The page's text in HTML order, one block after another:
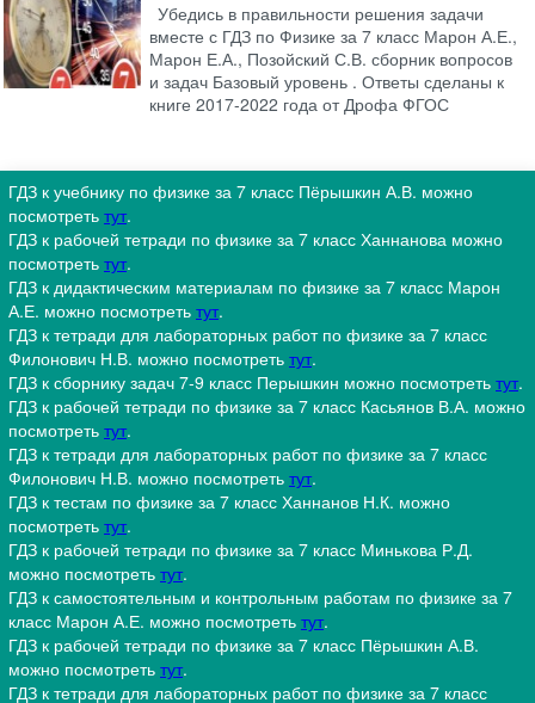
Убедись в правильности решения задачи
вместе с ГДЗ по Физике за 7 класс Марон А.Е.,
Марон Е.А., Позойский С.В. сборник вопросов
и задач Базовый уровень . Ответы сделаны к
книге 2017-2022 года от Дрофа ФГОС
ГДЗ к учебнику по физике за 7 класс Пёрышкин А.В. можно
посмотреть тут.
ГДЗ к рабочей тетради по физике за 7 класс Ханнанова можно
посмотреть тут.
ГДЗ к дидактическим материалам по физике за 7 класс Марон
А.Е. можно посмотреть тут.
ГДЗ к тетради для лабораторных работ по физике за 7 класс
Филонович Н.В. можно посмотреть тут.
ГДЗ к сборнику задач 7-9 класс Перышкин можно посмотреть тут.
ГДЗ к рабочей тетради по физике за 7 класс Касьянов В.А. можно
посмотреть тут.
ГДЗ к тетради для лабораторных работ по физике за 7 класс
Филонович Н.В. можно посмотреть тут.
ГДЗ к тестам по физике за 7 класс Ханнанов Н.К. можно
посмотреть тут.
ГДЗ к рабочей тетради по физике за 7 класс Минькова Р.Д.
можно посмотреть тут.
ГДЗ к самостоятельным и контрольным работам по физике за 7
класс Марон А.Е. можно посмотреть тут.
ГДЗ к рабочей тетради по физике за 7 класс Пёрышкин А.В.
можно посмотреть тут.
ГДЗ к тетради для лабораторных работ по физике за 7 класс